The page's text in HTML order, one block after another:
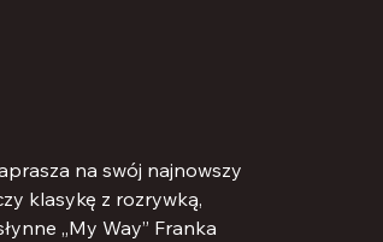
na swój najnowszy
klasykę z rozrywką,
„My Way” Franka